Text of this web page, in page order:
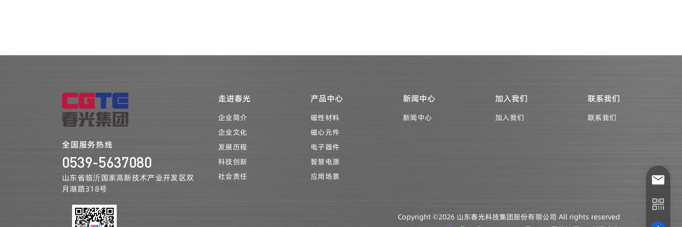
全国服务热线
0539-5637080
山东省临沂国家高新技术产业开发区双
月湖路318号
走进春光
企业简介
企业文化
发展历程
科技创新
社会责任
产品中心
磁性材料
磁心元件
电子器件
智慧电源
应用场景
新闻中心
新闻中心
加入我们
加入我们
联系我们
联系我们
Copyright ©2026 山东春光科技集团股份有限公司 All rights reserved